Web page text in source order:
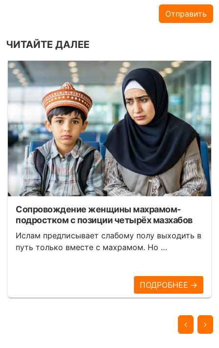
Отправить
ЧИТАЙТЕ ДАЛЕЕ
Сопровождение женщины махрамом-
подростком с позиции четырёх мазхабов
Ислам предписывает слабому полу выходить в
путь только вместе с махрамом. Но …
ПОДРОБНЕЕ →